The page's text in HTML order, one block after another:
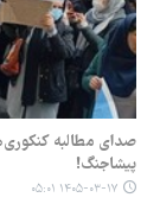
صدای مطالبه
پیشاجنگ!
۱۴۰۵-۰۳-۱۷ ۰۵:۰۱